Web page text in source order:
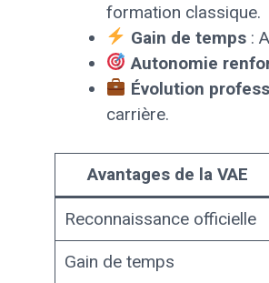
formation classique.
Gain de temps:
Autonomie
Évolution
carrière.
Avantages de la VAE
Reconnaissance officielle
Gain de temps